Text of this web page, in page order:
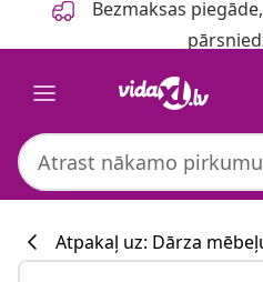
Bezmaksas
Atpakaļ uz: Dārza